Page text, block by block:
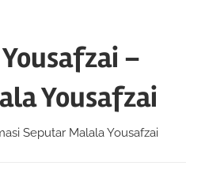
–
Yousafzai
Seputar Malala Yousafzai